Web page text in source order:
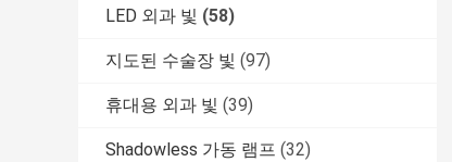
LED 외과 빛 (58)
지도된 수술장 빛 (97)
휴대용 외과 빛 (39)
Shadowless 가동 램프 (32)